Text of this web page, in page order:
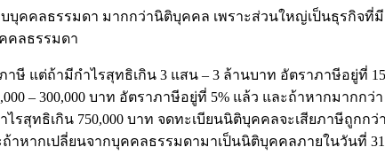
ธรรมดา มากกว่านิติบุคคล เพราะส่วนใหญ่เป็นธุรกิจที่มีเ
คลธรรมดา
ต่ถ้ามีกำไรสุทธิเกิน 3 แสน – 3 ล้านบาท อัตราภาษีอยู่ที่
– 300,000 บาท อัตราภาษีอยู่ที่ 5% แล้ว และถ้าหากมากกว่
รสุทธิเกิน 750,000 บาท จดทะเบียนนิติบุคคลจะเสียภาษีถูกก
าหากเปลี่ยนจากบุคคลธรรมดามาเป็นนิติบุคคลภายในวันที่